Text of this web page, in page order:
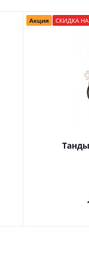
Акция СКИДКА НА